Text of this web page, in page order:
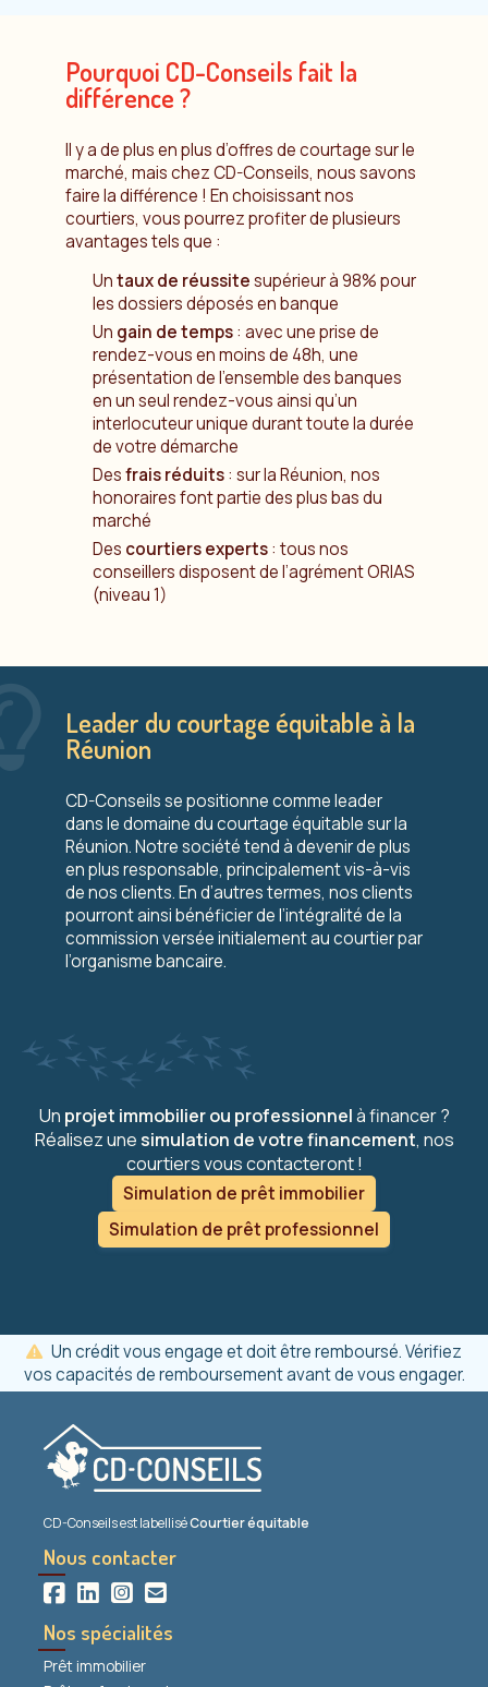
Pourquoi CD-Conseils fait la
différence ?
Il y a de plus en plus d’offres de courtage sur le
marché, mais chez CD-Conseils, nous savons
faire la différence ! En choisissant nos
courtiers, vous pourrez profiter de plusieurs
avantages tels que :
Untaux de réussitesupérieur à 98% pour
les dossiers déposés en banque
Un gain de temps: avec une prise de
rendez-vous en moins de 48h, une
présentation de l’ensemble des banques
en un seul rendez-vous ainsi qu’un
interlocuteur unique durant toute la durée
de votre démarche
Desfrais réduits: sur la Réunion, nos
honoraires font partie des plus bas du
marché
Des courtiers experts: tous nos
conseillers disposent de l’agrément ORIAS
(niveau 1)
Leader du courtage équitable à la
Réunion
CD-Conseils se positionne comme leader
dans le domaine du courtage équitable sur la
Réunion. Notre société tend à devenir de plus
en plus responsable, principalement vis-à-vis
de nos clients. En d’autres termes, nos clients
pourront ainsi bénéficier de l’intégralité de la
commission versée initialement au courtier par
l’organisme bancaire.
Un projet immobilier ou professionnelà financer ?
Réalisez unesimulation de votre financement, nos
courtiers vous contacteront !
Simulation de prêt immobilier
Simulation de prêt professionnel
Un crédit vous engage et doit être remboursé. Vérifiez
vos capacités de remboursement avant de vous engager.
CD-Conseils est labelliséCourtier équitable
Nous contacter
Nos spécialités
Prêt immobilier